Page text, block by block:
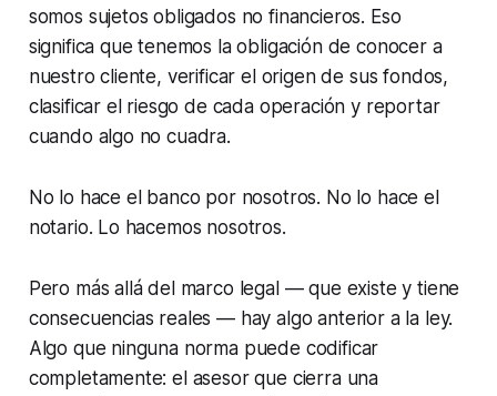
somos sujetos obligados no financieros. Eso
significa que tenemos la obligación de conocer a
nuestro cliente, verificar el origen de sus fondos,
clasificar el riesgo de cada operación y reportar
cuando algo no cuadra.
No lo hace el banco por nosotros. No lo hace el
notario. Lo hacemos nosotros.
Pero más allá del marco legal — que existe y tiene
consecuencias reales — hay algo anterior a la ley.
Algo que ninguna norma puede codificar
completamente: el asesor que cierra una